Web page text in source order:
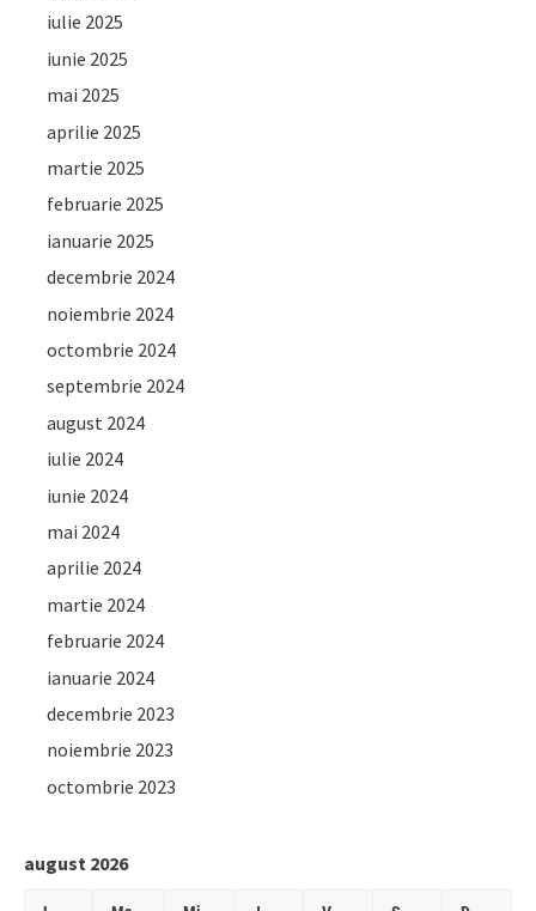
iulie 2025
iunie 2025
mai 2025
aprilie 2025
martie 2025
februarie 2025
ianuarie 2025
decembrie 2024
noiembrie 2024
octombrie 2024
septembrie 2024
august 2024
iulie 2024
iunie 2024
mai 2024
aprilie 2024
martie 2024
februarie 2024
ianuarie 2024
decembrie 2023
noiembrie 2023
octombrie 2023
august 2026